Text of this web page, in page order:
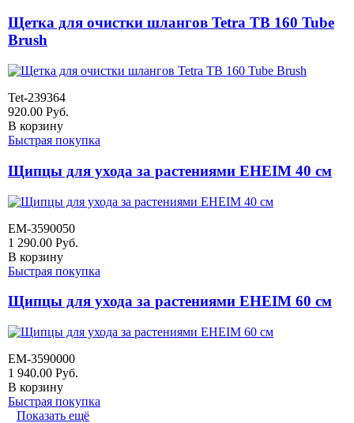
Щетка для очистки шлангов Tetra TB 160 Tube
Brush
Tet-239364
920.00 Руб.
В корзину
Быстрая покупка
Щипцы для ухода за растениями EHEIM 40 см
EM-3590050
1 290.00 Руб.
В корзину
Быстрая покупка
Щипцы для ухода за растениями EHEIM 60 см
EM-3590000
1 940.00 Руб.
В корзину
Быстрая покупка
Показать ещё